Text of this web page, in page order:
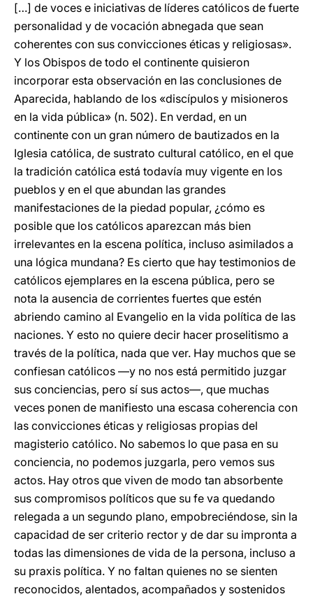
[…] de voces e iniciativas de líderes católicos de fuerte
personalidad y de vocación abnegada que sean
coherentes con sus convicciones éticas y religiosas».
Y los Obispos de todo el continente quisieron
incorporar esta observación en las conclusiones de
Aparecida, hablando de los «discípulos y misioneros
en la vida pública» (n. 502). En verdad, en un
continente con un gran número de bautizados en la
Iglesia católica, de sustrato cultural católico, en el que
la tradición católica está todavía muy vigente en los
pueblos y en el que abundan las grandes
manifestaciones de la piedad popular, ¿cómo es
posible que los católicos aparezcan más bien
irrelevantes en la escena política, incluso asimilados a
una lógica mundana? Es cierto que hay testimonios de
católicos ejemplares en la escena pública, pero se
nota la ausencia de corrientes fuertes que estén
abriendo camino al Evangelio en la vida política de las
naciones. Y esto no quiere decir hacer proselitismo a
través de la política, nada que ver. Hay muchos que se
confiesan católicos —y no nos está permitido juzgar
sus conciencias, pero sí sus actos—, que muchas
veces ponen de manifiesto una escasa coherencia con
las convicciones éticas y religiosas propias del
magisterio católico. No sabemos lo que pasa en su
conciencia, no podemos juzgarla, pero vemos sus
actos. Hay otros que viven de modo tan absorbente
sus compromisos políticos que su fe va quedando
relegada a un segundo plano, empobreciéndose, sin la
capacidad de ser criterio rector y de dar su impronta a
todas las dimensiones de vida de la persona, incluso a
su praxis política. Y no faltan quienes no se sienten
reconocidos, alentados, acompañados y sostenidos